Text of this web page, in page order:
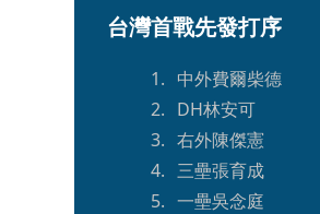
台灣首戰先發打序
中外費爾柴德
DH林安可
右外陳傑憲
三壘張育成
一壘吳念庭